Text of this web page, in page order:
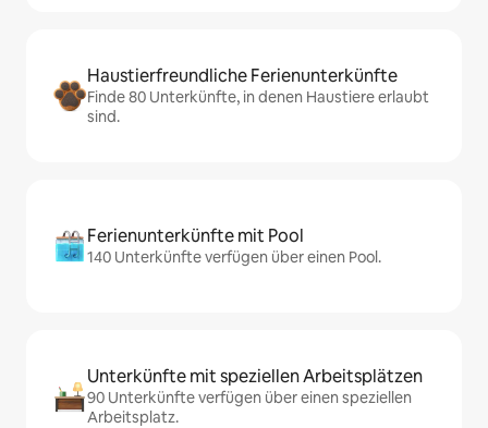
Haustierfreundliche Ferienunterkünfte
Finde 80 Unterkünfte, in denen Haustiere erlaubt
sind.
Ferienunterkünfte mit Pool
140 Unterkünfte verfügen über einen Pool.
Unterkünfte mit speziellen Arbeitsplätzen
90 Unterkünfte verfügen über einen speziellen
Arbeitsplatz.